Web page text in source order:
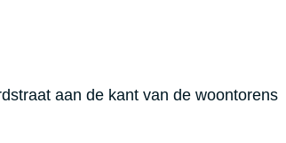
aan de kant van de woontorens